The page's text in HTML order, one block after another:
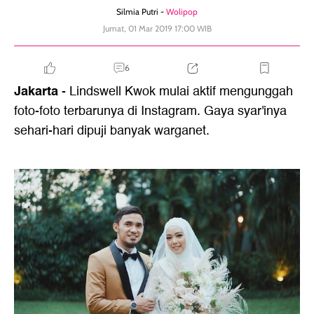
Silmia Putri - Wolipop
Jumat, 01 Mar 2019 17:00 WIB
6
Jakarta- Lindswell Kwok mulai aktif mengunggah
foto-foto terbarunya di Instagram. Gaya syar'inya
sehari-hari dipuji banyak warganet.